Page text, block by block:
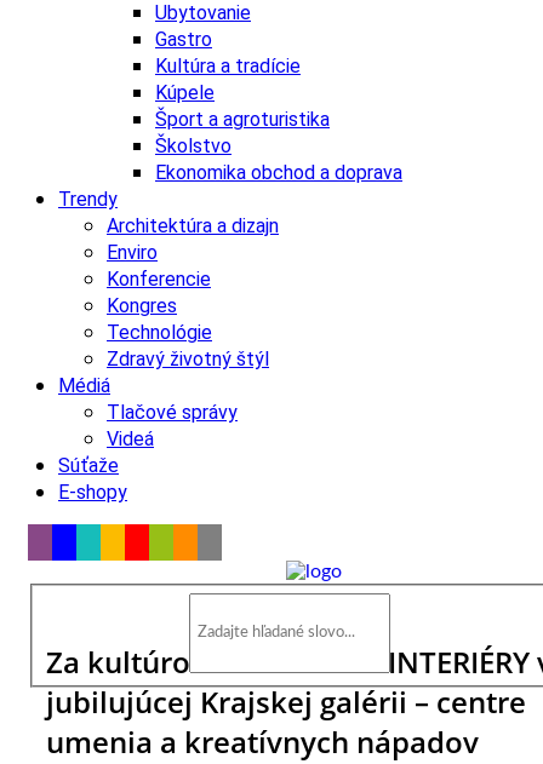
Ubytovanie
Gastro
Kultúra a tradície
Kúpele
Šport a agroturistika
Školstvo
Ekonomika obchod a doprava
Trendy
Architektúra a dizajn
Enviro
Konferencie
Kongres
Technológie
Zdravý životný štýl
Médiá
Tlačové správy
Videá
Súťaže
E-shopy
Za kultúrou do Prešova: INTERIÉRY
jubilujúcej Krajskej galérii – centre
umenia a kreatívnych nápadov